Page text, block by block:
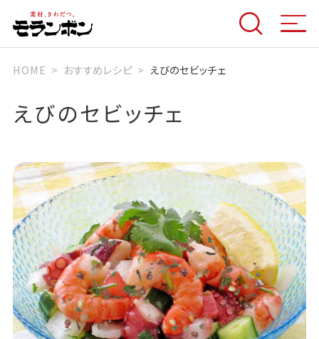
HOME おすすめレシピ えびのセビッチェ
えびのセビッチェ